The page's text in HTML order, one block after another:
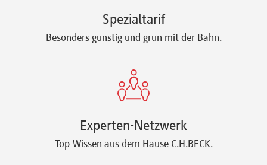
Spezialtarif
Besonders günstig und grün mit der Bahn.
Experten-Netzwerk
Top-Wissen aus dem Hause C.H.BECK.